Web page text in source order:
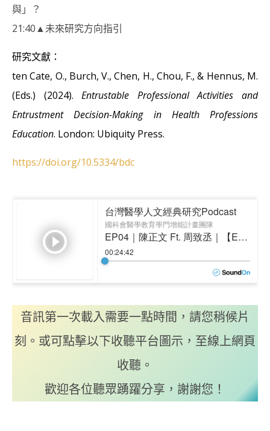
與」？
21:40▲未來研究方向指引
研究文獻：
ten Cate, O., Burch, V., Chen, H., Chou, F., & Hennus, M.
(Eds.) (2024).Entrustable Professional Activities and
Entrustment Decision-Making in Health Professions
Education. London: Ubiquity Press.
https://doi.org/10.5334/bdc
音訊第一次載入需要一點時間，請您稍候片
刻。或可點擊以下收聽平台圖示，至線上網頁
收聽。
歡迎各位聽眾踴躍分享，謝謝您！